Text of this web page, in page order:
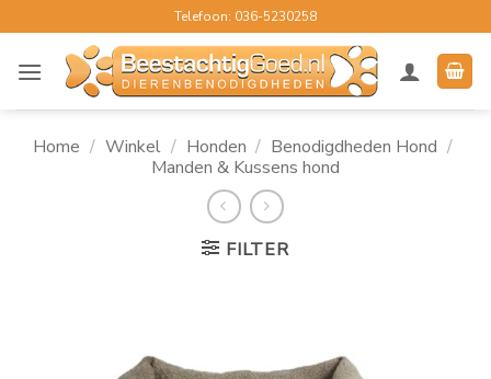
naar
inhoud
Telefoon: 036-5230258
Home / Winkel / Honden / Benodigdheden Hond /
Manden & Kussens hond
FILTER